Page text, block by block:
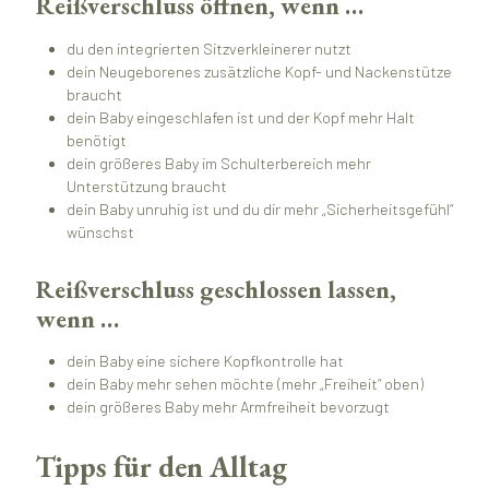
du den integrierten Sitzverkleinerer nutzt
dein Neugeborenes zusätzliche Kopf- und Nackenstütze
braucht
dein Baby eingeschlafen ist und der Kopf mehr Halt
benötigt
dein größeres Baby im Schulterbereich mehr
Unterstützung braucht
dein Baby unruhig ist und du dir mehr „Sicherheitsgefühl“
wünschst
Reißverschluss geschlossen lassen,
wenn …
dein Baby eine sichere Kopfkontrolle hat
dein Baby mehr sehen möchte (mehr „Freiheit“ oben)
dein größeres Baby mehr Armfreiheit bevorzugt
Tipps für den Alltag